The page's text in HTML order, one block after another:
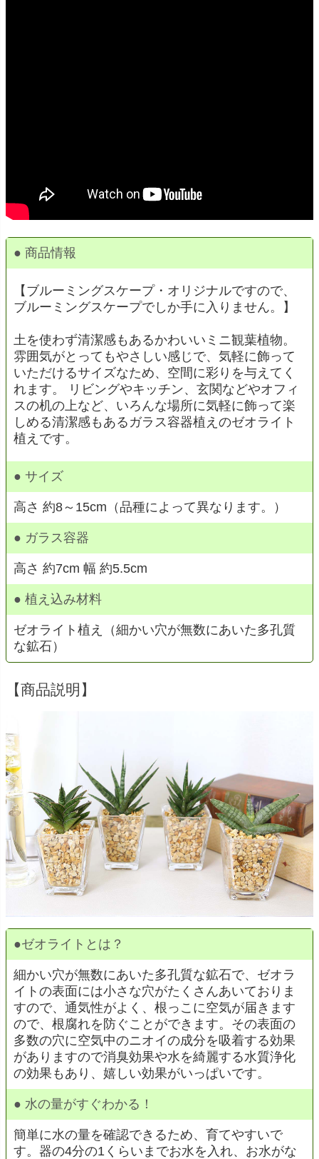
● 商品情報
【ブルーミングスケープ・オリジナルですので、
ブルーミングスケープでしか手に入りません。】
土を使わず清潔感もあるかわいいミニ観葉植物。
雰囲気がとってもやさしい感じで、気軽に飾って
いただけるサイズなため、空間に彩りを与えてく
れます。 リビングやキッチン、玄関などやオフィ
スの机の上など、いろんな場所に気軽に飾って楽
しめる清潔感もあるガラス容器植えのゼオライト
植えです。
● サイズ
高さ 約8～15cm（品種によって異なります。）
● ガラス容器
高さ 約7cm 幅 約5.5cm
● 植え込み材料
ゼオライト植え（細かい穴が無数にあいた多孔質
な鉱石）
【商品説明】
●ゼオライトとは？
細かい穴が無数にあいた多孔質な鉱石で、ゼオラ
イトの表面には小さな穴がたくさんあいておりま
すので、通気性がよく、根っこに空気が届きます
ので、根腐れを防ぐことができます。その表面の
多数の穴に空気中のニオイの成分を吸着する効果
がありますので消臭効果や水を綺麗する水質浄化
の効果もあり、嬉しい効果がいっぱいです。
● 水の量がすぐわかる！
簡単に水の量を確認できるため、育てやすいで
す。器の4分の1くらいまでお水を入れ、お水がな